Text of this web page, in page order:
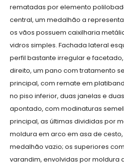
rematadas por elemento
central, um medalhão a
os vãos possuem caixilharia
vidros simples. Fachada lateral
perfil bastante irregular e
direito, um pano com tratamento
principal, com remate em
no piso inferior, duas janelas e
apontado, com modinaturas
principal, as últimas divididas por
moldura em arco em asa de
medalhão vazio; os superiores
varandim, envolvidas por moldura